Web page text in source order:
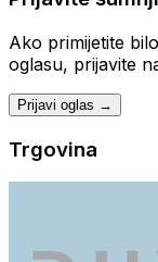
Ako primijetite
oglasu, prijavite
Prijavi oglas →
Trgovina